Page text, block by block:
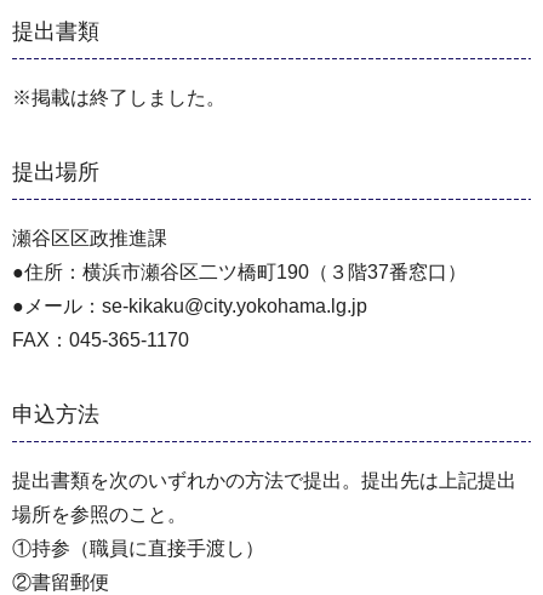
提出書類
※掲載は終了しました。
提出場所
瀬谷区区政推進課
●住所：横浜市瀬谷区二ツ橋町190（３階37番窓口）
●メール：se-kikaku@city.yokohama.lg.jp
FAX：045-365-1170
申込方法
提出書類を次のいずれかの方法で提出。提出先は上記提出
場所を参照のこと。
①持参（職員に直接手渡し）
②書留郵便